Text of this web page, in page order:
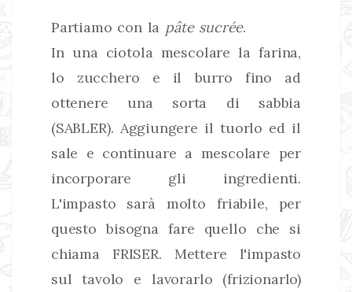
Partiamo con la pâte sucrée.
In una ciotola mescolare la farina,
lo zucchero e il burro fino ad
ottenere una sorta di sabbia
(SABLER). Aggiungere il tuorlo ed il
sale e continuare a mescolare per
incorporare gli ingredienti.
L'impasto sarà molto friabile, per
questo bisogna fare quello che si
chiama FRISER. Mettere l'impasto
sul tavolo e lavorarlo (frizionarlo)